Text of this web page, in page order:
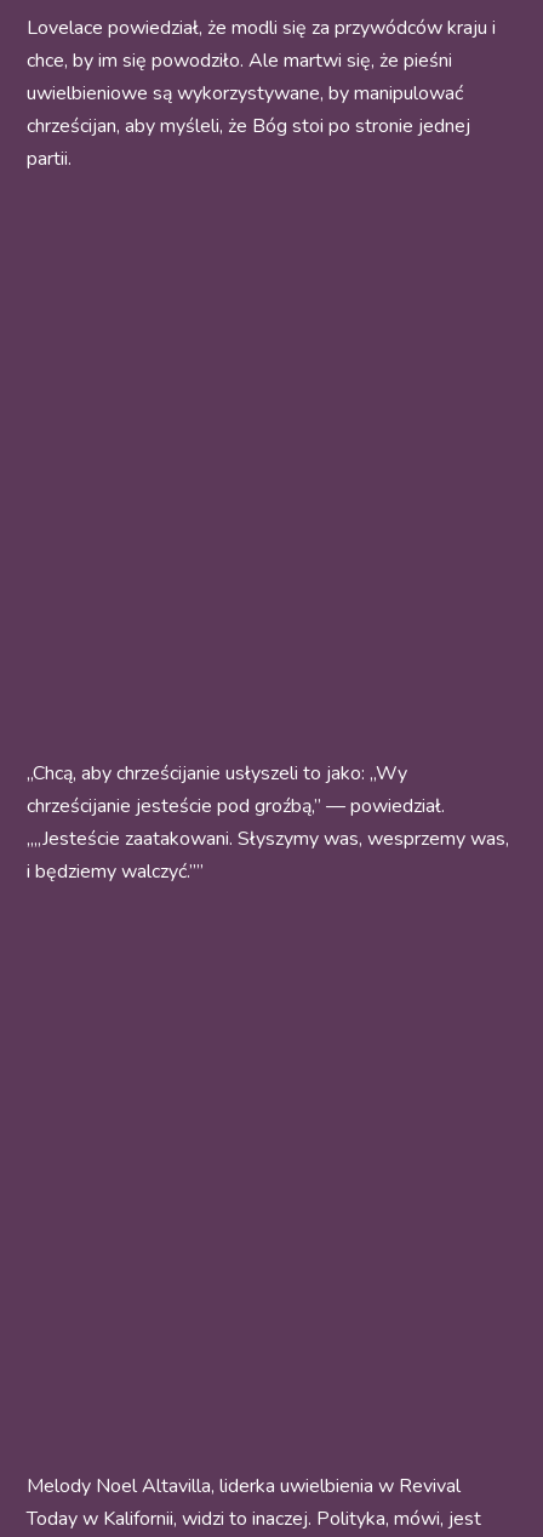
Lovelace powiedział, że modli się za przywódców kraju i
chce, by im się powodziło. Ale martwi się, że pieśni
uwielbieniowe są wykorzystywane, by manipulować
chrześcijan, aby myśleli, że Bóg stoi po stronie jednej
partii.
„Chcą, aby chrześcijanie usłyszeli to jako: „Wy
chrześcijanie jesteście pod groźbą,” — powiedział.
„„Jesteście zaatakowani. Słyszymy was, wesprzemy was,
i będziemy walczyć.””
Melody Noel Altavilla, liderka uwielbienia w Revival
Today w Kalifornii, widzi to inaczej. Polityka, mówi, jest